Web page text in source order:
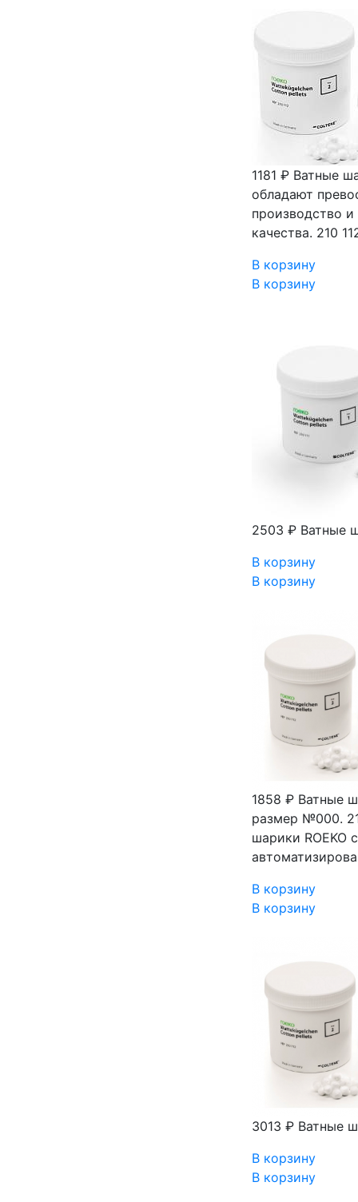
1181 ₽ Ватные
обладают
производство
качества. 210
В корзину
В корзину
2503 ₽ Ватные
В корзину
В корзину
1858 ₽ Ватные
размер №000.
шарики
В корзину
В корзину
3013 ₽ Ватные
В корзину
В корзину